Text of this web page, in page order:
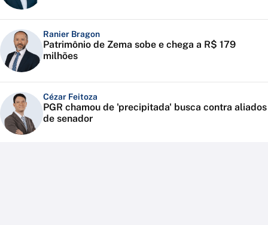
Ranier Bragon
Patrimônio de Zema sobe e chega a R$ 179
milhões
Cézar Feitoza
PGR chamou de 'precipitada' busca contra aliados
de senador